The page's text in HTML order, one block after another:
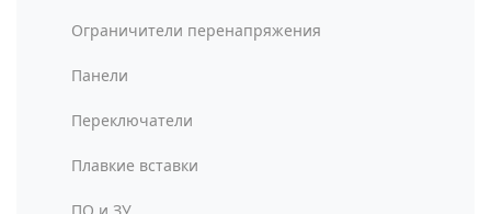
Ограничители перенапряжения
Панели
Переключатели
Плавкие вставки